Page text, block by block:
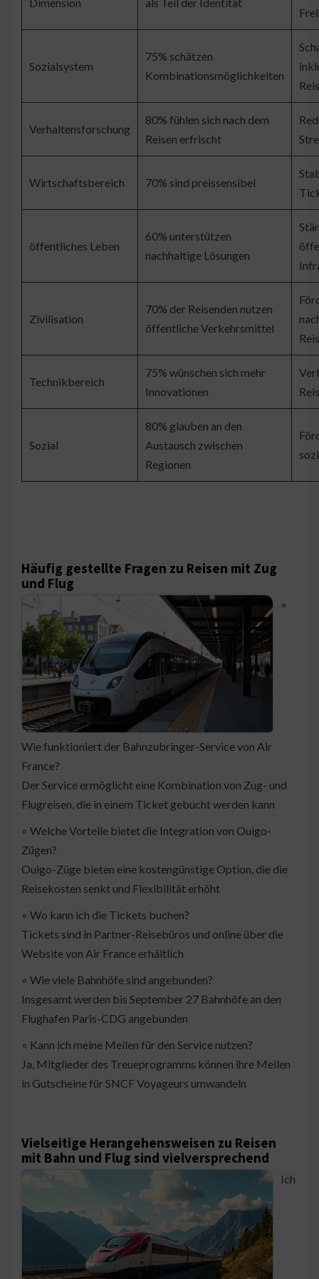
Dimension
als Teil der Identität
Sozialsystem
75% schätzen
Kombinationsmöglichkeiten
Verhaltensforschung
80% fühlen sich nach dem
Reisen erfrischt
Wirtschaftsbereich 70% sind preissensibel
öffentliches Leben
60% unterstützen
nachhaltige Lösungen
Zivilisation
70% der Reisenden nutzen
öffentliche Verkehrsmittel
Technikbereich
75% wünschen sich mehr
Innovationen
Sozial
80% glauben an den
Austausch zwischen
Regionen
Häufig gestellte Fragen zu Reisen mit Zug
und Flug
◦
Wie funktioniert der Bahnzubringer-Service von Air
France?
Der Service ermöglicht eine Kombination von Zug- und
Flugreisen, die in einem Ticket gebucht werden kann
◦ Welche Vorteile bietet die Integration von Ouigo-
Zügen?
Ouigo-Züge bieten eine kostengünstige Option, die die
Reisekosten senkt und Flexibilität erhöht
◦ Wo kann ich die Tickets buchen?
Tickets sind in Partner-Reisebüros und online über die
Website von Air France erhältlich
◦ Wie viele Bahnhöfe sind angebunden?
Insgesamt werden bis September 27 Bahnhöfe an den
Flughafen Paris-CDG angebunden
◦ Kann ich meine Meilen für den Service nutzen?
Ja, Mitglieder des Treueprogramms können ihre Meilen
in Gutscheine für SNCF Voyageurs umwandeln
Vielseitige Herangehensweisen zu Reisen
mit Bahn und Flug sind vielversprechend
Ich